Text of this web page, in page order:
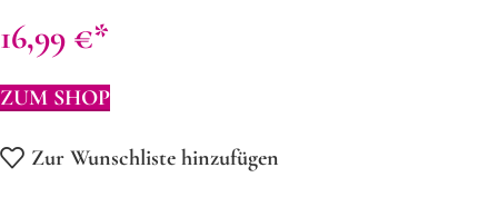
16,99 €
ZUM SHOP
Zur Wunschliste hinzufügen